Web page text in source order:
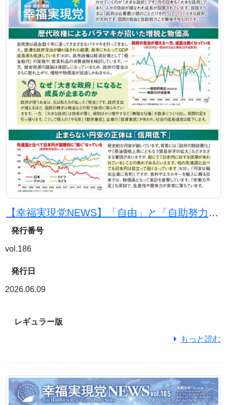
【幸福実現党NEWS】「自由」と「自助努力」で日本を豊かに
発行番号
vol.186
発行日
2026.06.09
レギュラー版
もっと読む